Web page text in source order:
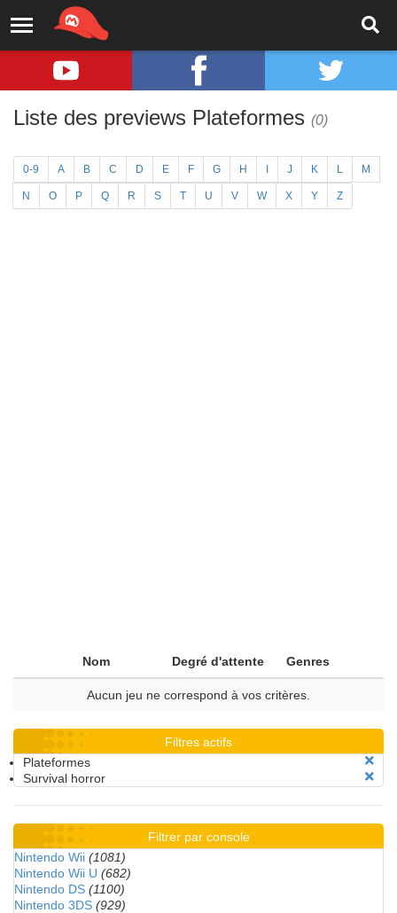
Liste des previews Plateformes (0)
0-9 A B C D E F G H J K L M
N O P Q R S T U V W X Y Z
Nom Degré d'attente Genres
Aucun jeu ne correspond à vos critères.
Filtres actifs
Plateformes
Survival horror
Filtrer par console
Nintendo Wii (1081)
Nintendo Wii U (682)
Nintendo DS (1100)
Nintendo 3DS (929)